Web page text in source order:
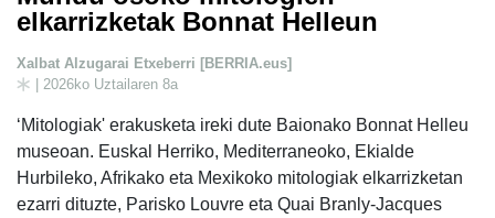
elkarrizketak Bonnat Helleun
Xalbat Alzugarai Etxeberri [BERRIA.eus]
| 2026ko Uztailaren 8a
‘Mitologiak' erakusketa ireki dute Baionako Bonnat Helleu
museoan. Euskal Herriko, Mediterraneoko, Ekialde
Hurbileko, Afrikako eta Mexikoko mitologiak elkarrizketan
ezarri dituzte, Parisko Louvre eta Quai Branly-Jacques